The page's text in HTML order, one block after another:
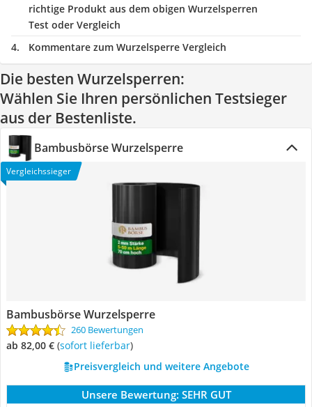
richtige Produkt aus dem obigen Wurzelsperren
Test oder Vergleich
Kommentare zum Wurzelsperre Vergleich
Die besten Wurzelsperren:
Wählen Sie Ihren persönlichen Testsieger
aus der Bestenliste.
Bambusbörse Wurzelsperre
Vergleichssieger
Bambusbörse Wurzelsperre
260 Bewertungen
ab 82,00 € ( Sofort lieferbar)
Preisvergleich und weitere Angebote
Unsere Bewertung: SEHR GUT